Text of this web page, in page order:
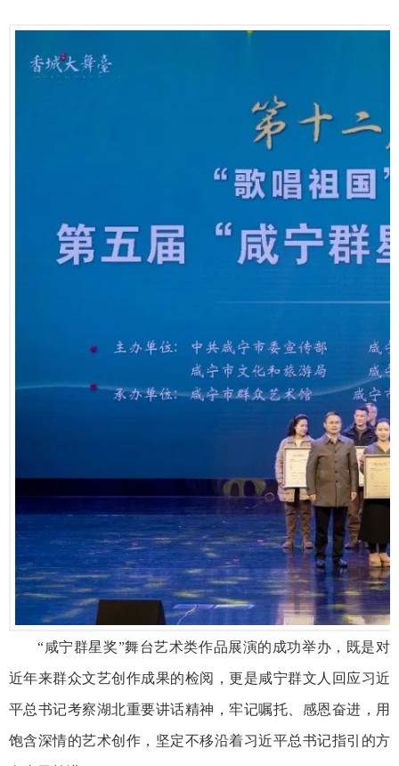
“咸宁群星奖”舞台艺术类作品展演的成功举办，既是对
近年来群众文艺创作成果的检阅，更是咸宁群文人回应习近
平总书记考察湖北重要讲话精神，牢记嘱托、感恩奋进，用
饱含深情的艺术创作，坚定不移沿着习近平总书记指引的方